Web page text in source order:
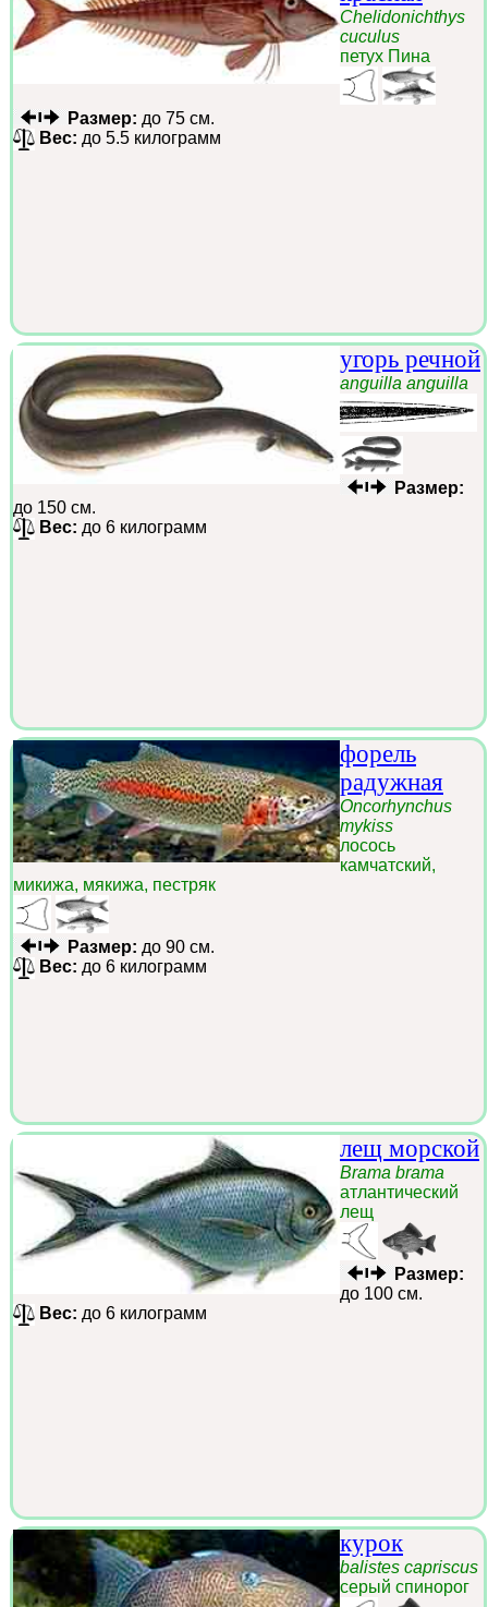
Chelidonichthys
cuculus
петух Пина
Размер: до 75 см.
Вес: до 5.5 килограмм
угорь речной
anguilla anguilla
Размер:
до 150 см.
Вес: до 6 килограмм
форель
радужная
Oncorhynchus
mykiss
лосось
камчатский,
микижа, мякижа, пестряк
Размер: до 90 см.
Вес: до 6 килограмм
лещ морской
Brama brama
атлантический
лещ
Размер:
до 100 см.
Вес: до 6 килограмм
курок
balistes capriscus
серый спинорог